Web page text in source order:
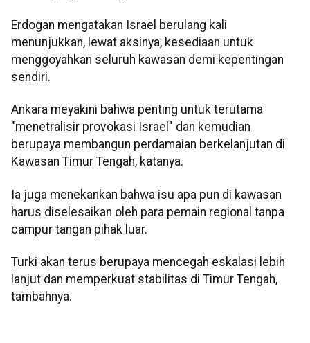
Erdogan mengatakan Israel berulang kali
menunjukkan, lewat aksinya, kesediaan untuk
menggoyahkan seluruh kawasan demi kepentingan
sendiri.
Ankara meyakini bahwa penting untuk terutama
"menetralisir provokasi Israel" dan kemudian
berupaya membangun perdamaian berkelanjutan di
Kawasan Timur Tengah, katanya.
Ia juga menekankan bahwa isu apa pun di kawasan
harus diselesaikan oleh para pemain regional tanpa
campur tangan pihak luar.
Turki akan terus berupaya mencegah eskalasi lebih
lanjut dan memperkuat stabilitas di Timur Tengah,
tambahnya.